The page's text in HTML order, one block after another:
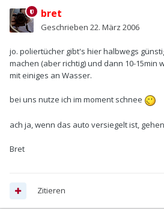
bret
Geschrieben 22. März 2006
jo. poliertücher gibt's hier halbwegs
machen (aber richtig) und dann 10-15min
mit einiges an Wasser.
bei uns nutze ich im moment schnee
ach ja, wenn das auto versiegelt ist,
Bret
Zitieren